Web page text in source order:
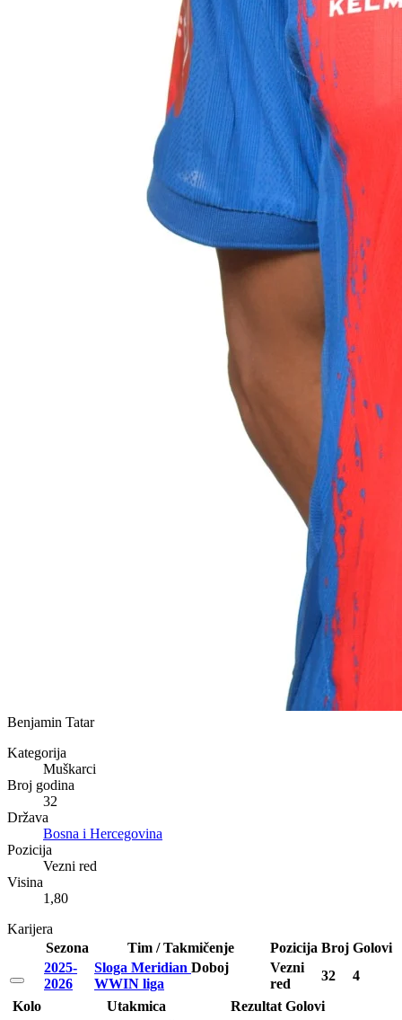
Benjamin Tatar
Kategorija
Muškarci
Broj godina
32
Država
Bosna i Hercegovina
Pozicija
Vezni red
Visina
1,80
Karijera
Sezona
Tim / Takmičenje Pozicija Broj Golovi
2025-
2026
Sloga Meridian Doboj
WWIN liga
Vezni
red
32
4
Kolo
Utakmica Rezultat Golovi